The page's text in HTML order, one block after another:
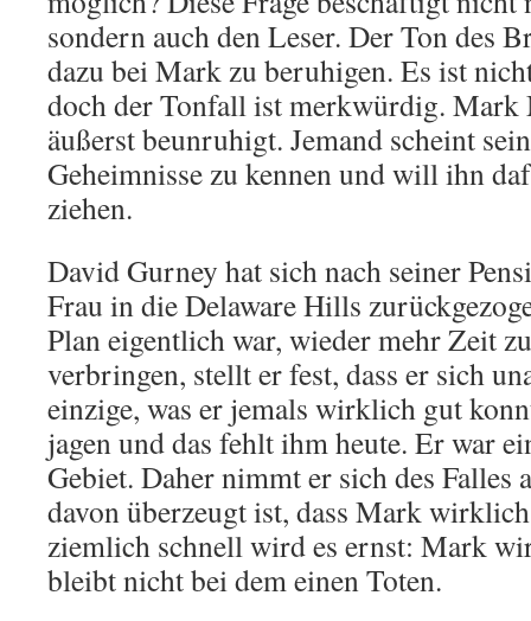
sondern auch den Leser. Der Ton des
dazu bei Mark zu beruhigen. Es ist
doch der Tonfall ist merkwürdig.
äußerst beunruhigt. Jemand scheint
Geheimnisse zu kennen und will ihn
ziehen.
David Gurney hat sich nach seiner
Frau in die Delaware Hills
Plan eigentlich war, wieder mehr Zeit
verbringen, stellt er fest, dass er sich
einzige, was er jemals wirklich gut
jagen und das fehlt ihm heute. Er war
Gebiet. Daher nimmt er sich des Falles
davon überzeugt ist, dass Mark
ziemlich schnell wird es ernst: Mark
bleibt nicht bei dem einen Toten.